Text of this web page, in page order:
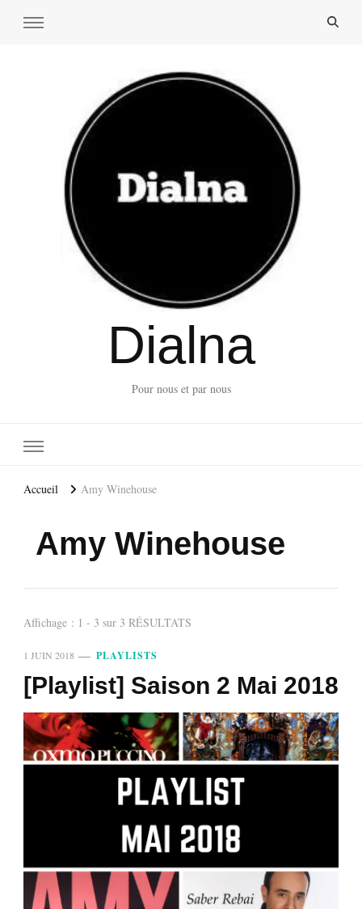
Dialna
Pour nous et par nous
Accueil Amy Winehouse
Amy Winehouse
Affichage : 1 - 3 sur 3 RÉSULTATS
1 JUIN 2018 PLAYLISTS
[Playlist] Saison 2 Mai 2018